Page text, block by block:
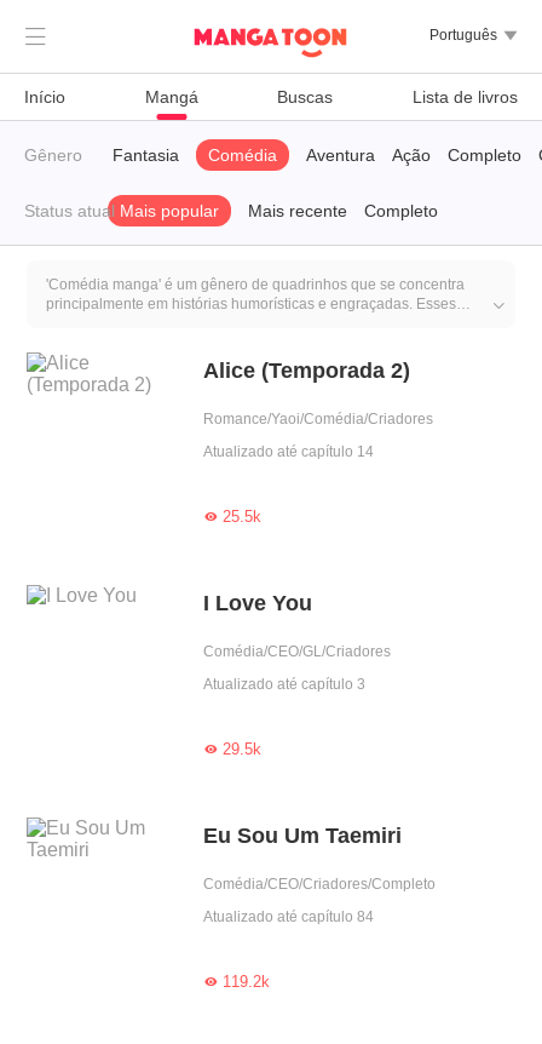
 Português 
Início Mangá Buscas Lista de livros
Gênero
Trágico Fantasia Comédia Aventura Ação Completo
Status atual Mais popular Mais recente Completo
'Comédia manga' é um gênero de quadrinhos que se concentra
principalmente em histórias humorísticas e engraçadas. Esses
aos leitores. O objetivo principal é fazer as pessoas rir e entreter
através do humor presente na narrativa.

Alice (Temporada 2)
Romance/Yaoi/Comédia/Criadores
Atualizado até capítulo 14
25.5k
I Love You
Comédia/CEO/GL/Criadores
Atualizado até capítulo 3
29.5k
Eu Sou Um Taemiri
Comédia/CEO/Criadores/Completo
Atualizado até capítulo 84
119.2k